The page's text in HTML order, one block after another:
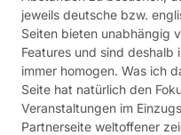
jeweils deutsche bzw.
Seiten bieten unabhängig
Features und sind
immer homogen. Was ich
Seite hat natürlich den
Veranstaltungen im
Partnerseite weltoffener